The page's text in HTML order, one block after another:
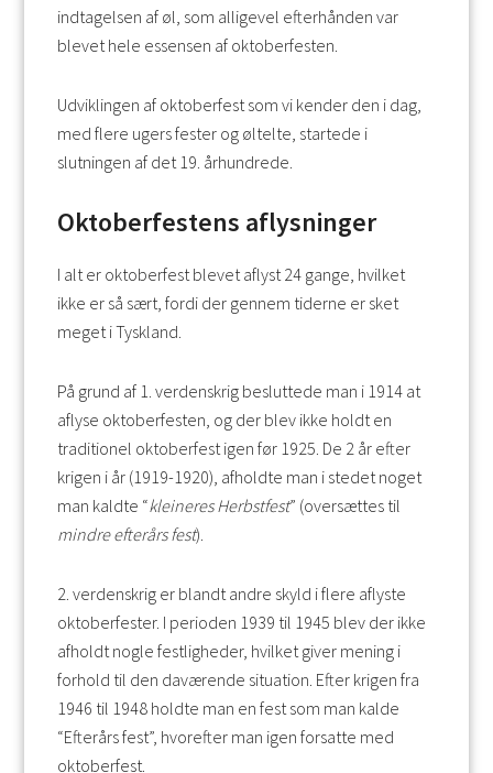
indtagelsen af øl, som alligevel efterhånden var
blevet hele essensen af oktoberfesten.
Udviklingen af oktoberfest som vi kender den i dag,
med flere ugers fester og øltelte, startede i
slutningen af det 19. århundrede.
Oktoberfestens aflysninger
I alt er oktoberfest blevet aflyst 24 gange, hvilket
ikke er så sært, fordi der gennem tiderne er sket
meget i Tyskland.
På grund af 1. verdenskrig besluttede man i 1914 at
aflyse oktoberfesten, og der blev ikke holdt en
traditionel oktoberfest igen før 1925. De 2 år efter
krigen i år (1919-1920), afholdte man i stedet noget
man kaldte “kleineres Herbstfest” (oversættes til
mindre efterårs fest).
2. verdenskrig er blandt andre skyld i flere aflyste
oktoberfester. I perioden 1939 til 1945 blev der ikke
afholdt nogle festligheder, hvilket giver mening i
forhold til den daværende situation. Efter krigen fra
1946 til 1948 holdte man en fest som man kalde
“Efterårs fest”, hvorefter man igen forsatte med
oktoberfest.